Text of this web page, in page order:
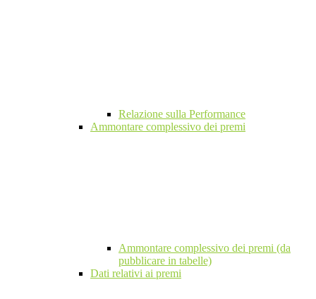
Relazione sulla Performance
Ammontare complessivo dei premi
Ammontare complessivo dei premi (da
pubblicare in tabelle)
Dati relativi ai premi